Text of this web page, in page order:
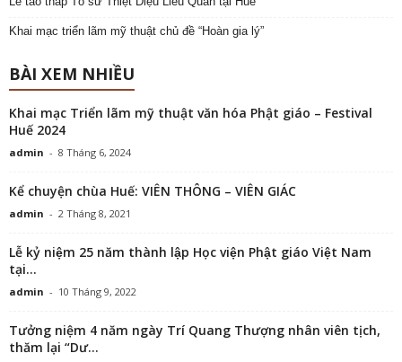
Khai mạc triển lãm mỹ thuật chủ đề “Hoàn gia lý”
BÀI XEM NHIỀU
Khai mạc Triển lãm mỹ thuật văn hóa Phật giáo – Festival
Huế 2024
admin - 8 Tháng 6, 2024
Kể chuyện chùa Huế: VIÊN THÔNG – VIÊN GIÁC
admin - 2 Tháng 8, 2021
Lễ kỷ niệm 25 năm thành lập Học viện Phật giáo Việt Nam
tại...
admin - 10 Tháng 9, 2022
Tưởng niệm 4 năm ngày Trí Quang Thượng nhân viên tịch,
thăm lại “Dư...